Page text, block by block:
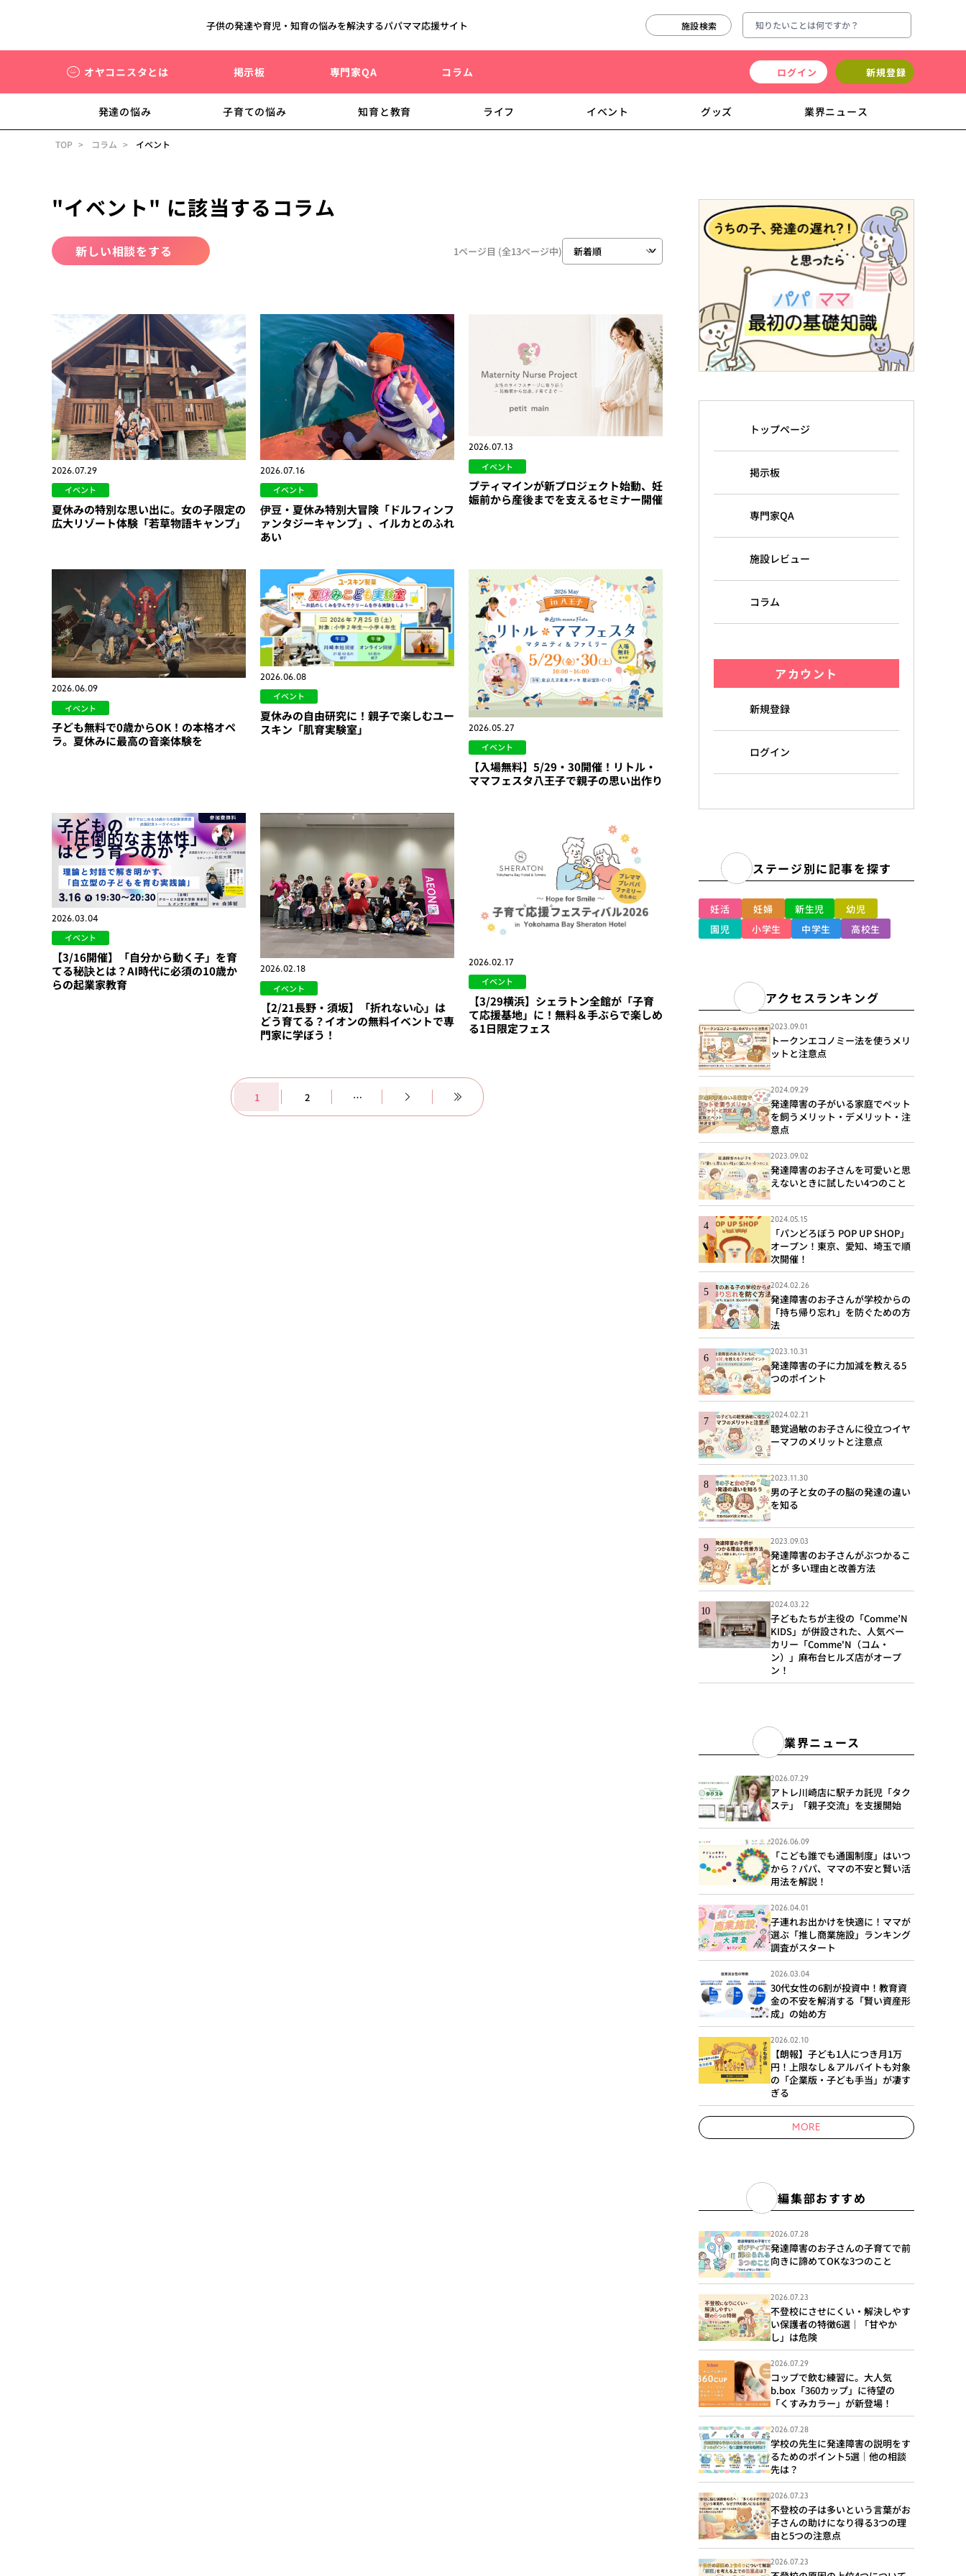
子供の発達や育児・知育の悩みを解決するパパママ応援サイト 施設検索
オヤコニスタとは 掲示板 専門家QA コラム ログイン 新規登録
発達の悩み 子育ての悩み 知育と教育 ライフ イベント グッズ 業界ニュース
TOP コラム イベント
"イベント" に該当するコラム
1ページ目 (全13ページ中)
新しい相談をする
2026.07.29
イベント
夏休みの特別な思い出に。女の子限定の
広大リゾート体験「若草物語キャンプ」
2026.07.16
イベント
伊豆・夏休み特別大冒険「ドルフィンフ
ァンタジーキャンプ」、イルカとのふれ
あい
2026.07.13
イベント
プティマインが新プロジェクト始動、妊
娠前から産後までを支えるセミナー開催
2026.06.09
イベント
子ども無料で0歳からOK！の本格オペ
ラ。夏休みに最高の音楽体験を
2026.06.08
イベント
夏休みの自由研究に！親子で楽しむユー
スキン「肌育実験室」
2026.05.27
イベント
【入場無料】5/29・30開催！リトル・
ママフェスタ八王子で親子の思い出作り
2026.03.04
イベント
【3/16開催】「自分から動く子」を育
てる秘訣とは？AI時代に必須の10歳か
らの起業家教育
2026.02.18
イベント
【2/21長野・須坂】「折れない心」は
どう育てる？イオンの無料イベントで専
門家に学ぼう！
2026.02.17
イベント
【3/29横浜】シェラトン全館が「子育
て応援基地」に！無料＆手ぶらで楽しめ
る1日限定フェス
1 2 …
トップページ
掲示板
専門家QA
施設レビュー
コラム
アカウント
新規登録
ログイン
ステージ別に記事を探す
妊活 妊婦 新生児
幼児
園児
小学生 中学生 高校生
アクセスランキング
2023.09.01
トークンエコノミー法を使うメリ
ットと注意点
2024.09.29
発達障害の子がいる家庭でペット
を飼うメリット・デメリット・注
意点
2023.09.02
発達障害のお子さんを可愛いと思
えないときに試したい4つのこと
2024.05.15
「パンどろぼう POP UP SHOP」
オープン！東京、愛知、埼玉で順
次開催！
2024.02.26
発達障害のお子さんが学校からの
「持ち帰り忘れ」を防ぐための方
法
2023.10.31
発達障害の子に力加減を教える5
つのポイント
2024.02.21
聴覚過敏のお子さんに役立つイヤ
ーマフのメリットと注意点
2023.11.30
男の子と女の子の脳の発達の違い
を知る
2023.09.03
発達障害のお子さんがぶつかるこ
とが 多い理由と改善方法
2024.03.22
子どもたちが主役の「Comme’N
KIDS」が併設された、人気ベー
カリー「Comme'N（コム・
ン）」麻布台ヒルズ店がオープ
ン！
業界ニュース
2026.07.29
アトレ川崎店に駅チカ託児「タク
ステ」「親子交流」を支援開始
2026.06.09
「こども誰でも通園制度」はいつ
から？パパ、ママの不安と賢い活
用法を解説！
2026.04.01
子連れお出かけを快適に！ママが
選ぶ「推し商業施設」ランキング
調査がスタート
2026.03.04
30代女性の6割が投資中！教育資
金の不安を解消する「賢い資産形
成」の始め方
2026.02.10
【朗報】子ども1人につき月1万
円！上限なし＆アルバイトも対象
の「企業版・子ども手当」が凄す
ぎる
MORE
編集部おすすめ
2026.07.28
発達障害のお子さんの子育てで前
向きに諦めてOKな3つのこと
2026.07.23
不登校にさせにくい・解決しやす
い保護者の特徴6選｜「甘やか
し」は危険
2026.07.29
コップで飲む練習に。大人気
b.box「360カップ」に待望の
「くすみカラー」が新登場！
2026.07.28
学校の先生に発達障害の説明をす
るためのポイント5選｜他の相談
先は？
2026.07.23
不登校の子は多いという言葉がお
子さんの助けになり得る3つの理
由と5つの注意点
2026.07.23